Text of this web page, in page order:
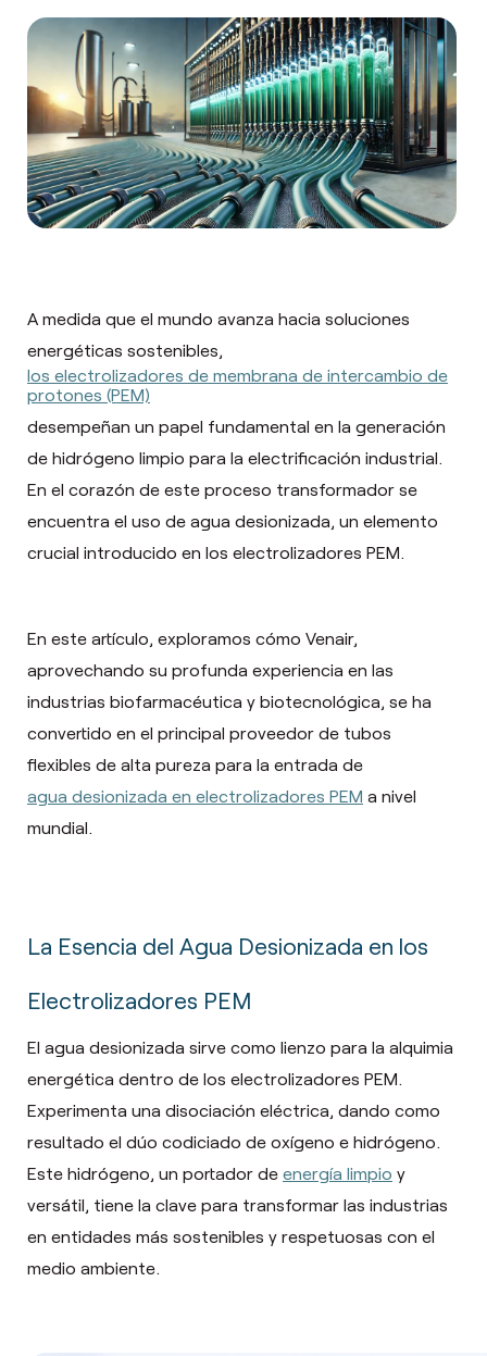
A medida que el mundo avanza hacia soluciones
energéticas sostenibles,
los electrolizadores de membrana de intercambio de
protones (PEM)
desempeñan un papel fundamental en la generación
de hidrógeno limpio para la electrificación industrial.
En el corazón de este proceso transformador se
encuentra el uso de agua desionizada, un elemento
crucial introducido en los electrolizadores PEM.
En este artículo, exploramos cómo Venair,
aprovechando su profunda experiencia en las
industrias biofarmacéutica y biotecnológica, se ha
convertido en el principal proveedor de tubos
flexibles de alta pureza para la entrada de
agua desionizada en electrolizadores PEM a nivel
mundial.
La Esencia del Agua Desionizada en los
Electrolizadores PEM
El agua desionizada sirve como lienzo para la alquimia
energética dentro de los electrolizadores PEM.
Experimenta una disociación eléctrica, dando como
resultado el dúo codiciado de oxígeno e hidrógeno.
Este hidrógeno, un portador de energía limpio y
versátil, tiene la clave para transformar las industrias
en entidades más sostenibles y respetuosas con el
medio ambiente.